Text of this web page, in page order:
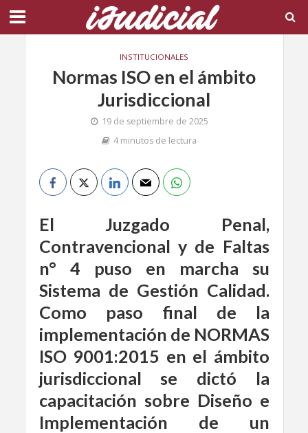
INSTITUCIONALES
Normas ISO en el ámbito
Jurisdiccional
19 de septiembre de 2025
4 minutos de lectura
El Juzgado Penal,
Contravencional y de Faltas
n° 4 puso en marcha su
Sistema de Gestión Calidad.
Como paso final de la
implementación de NORMAS
ISO 9001:2015 en el ámbito
jurisdiccional se dictó la
capacitación sobre Diseño e
Implementación de un